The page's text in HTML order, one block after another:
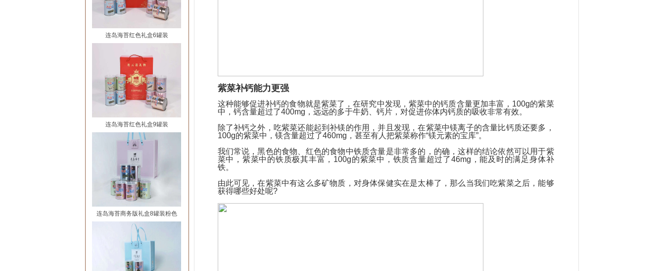
连岛海苔红色礼盒6罐装
连岛海苔红色礼盒9罐装
连岛海苔商务版礼盒8罐装粉色
紫菜补钙能力更强
这种能够促进补钙的食物就是紫菜了，在研究中发现，紫菜中的钙质含量更加丰富，100g的紫菜
中，钙含量超过了400mg，远远的多于牛奶、钙片，对促进你体内钙质的吸收非常有效。
除了补钙之外，吃紫菜还能起到补镁的作用，并且发现，在紫菜中镁离子的含量比钙质还要多，
100g的紫菜中，镁含量超过了460mg，甚至有人把紫菜称作“镁元素的宝库”。
我们常说，黑色的食物、红色的食物中铁质含量是非常多的，的确，这样的结论依然可以用于紫
菜中，紫菜中的铁质极其丰富，100g的紫菜中，铁质含量超过了46mg，能及时的满足身体补
铁。
由此可见，在紫菜中有这么多矿物质，对身体保健实在是太棒了，那么当我们吃紫菜之后，能够
获得哪些好处呢?